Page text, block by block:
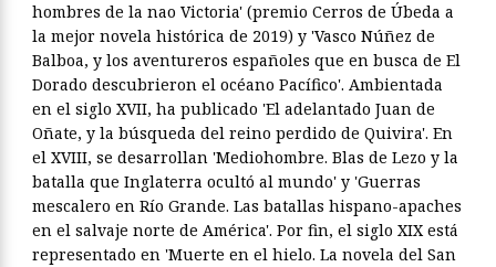
hombres de la nao Victoria' (premio Cerros de Úbeda a
la mejor novela histórica de 2019) y 'Vasco Núñez de
Balboa, y los aventureros españoles que en busca de El
Dorado descubrieron el océano Pacífico'. Ambientada
en el siglo XVII, ha publicado 'El adelantado Juan de
Oñate, y la búsqueda del reino perdido de Quivira'. En
el XVIII, se desarrollan 'Mediohombre. Blas de Lezo y la
batalla que Inglaterra ocultó al mundo' y 'Guerras
mescalero en Río Grande. Las batallas hispano-apaches
en el salvaje norte de América'. Por fin, el siglo XIX está
representado en 'Muerte en el hielo. La novela del San